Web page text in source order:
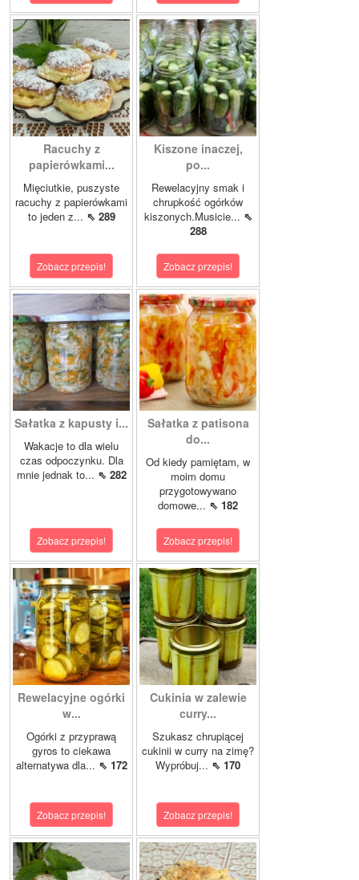
Racuchy z
papierówkami...
Mięciutkie, puszyste
racuchy z papierówkami
to jeden z... ⇖ 289
Zobacz przepis!
Kiszone inaczej,
po...
Rewelacyjny smak i
chrupkość ogórków
kiszonych.Musicie... ⇖
288
Zobacz przepis!
Sałatka z kapusty i...
Wakacje to dla wielu
czas odpoczynku. Dla
mnie jednak to... ⇖ 282
Zobacz przepis!
Sałatka z patisona
do...
Od kiedy pamiętam, w
moim domu
przygotowywano
domowe... ⇖ 182
Zobacz przepis!
Rewelacyjne ogórki
w...
Ogórki z przyprawą
gyros to ciekawa
alternatywa dla... ⇖ 172
Zobacz przepis!
Cukinia w zalewie
curry...
Szukasz chrupiącej
cukinii w curry na zimę?
Wypróbuj... ⇖ 170
Zobacz przepis!